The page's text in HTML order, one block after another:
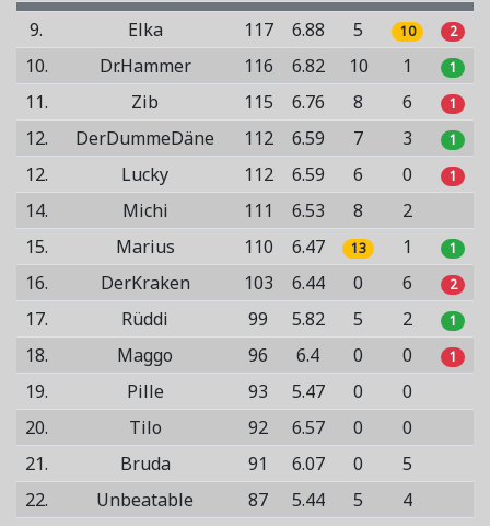
9. Elka 117 6.88 5 10 2
10. Dr.Hammer 116 6.82 10 1 1
11. Zib 115 6.76 8 6 1
12. DerDummeDäne 112 6.59 7 3 1
12. Lucky 112 6.59 6 0 1
14. Michi 111 6.53 8
2
15.
Marius 110 6.47 13 1 1
16. DerKraken 103 6.44 0 6 2
17. Rüddi 99 5.82 5 2 1
18. Maggo 96 6.4 0 0 1
19. Pille 93 5.47 0
0
20.
Tilo 92 6.57 0
0
21.
Bruda 91 6.07 0
5
22.
Unbeatable 87 5.44 5
4